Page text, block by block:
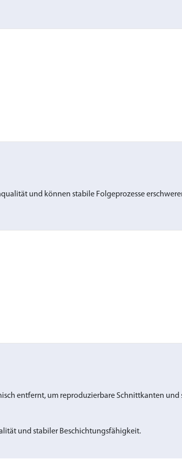
und können stabile Folgeprozesse
entfernt, um reproduzierbare Schnittkanten
und stabiler Beschichtungsfähigkeit.